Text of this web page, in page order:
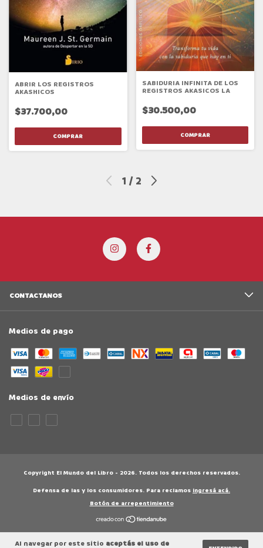
Al navegar por este sitio aceptás el uso de
ABRIR LOS REGISTROS
AKASHICOS
$37.700,00
SABIDURIA INFINITA DE LOS
REGISTROS AKASICOS LA
$30.500,00
1 / 2
CONTACTANOS
Medios de pago
Medios de envío
Copyright El Mundo del Libro - 2026. Todos los derechos reservados.
Defensa de las y los consumidores. Para reclamos ingresá acá.
Botón de arrepentimiento